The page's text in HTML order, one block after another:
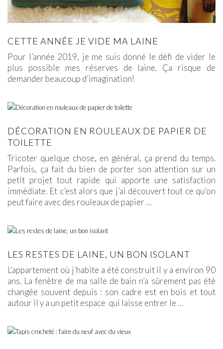
CETTE ANNÉE JE VIDE MA LAINE
Pour l’année 2019, je me suis donné le défi de vider le
plus possible mes réserves de laine. Ça risque de
demander beaucoup d’imagination!
DÉCORATION EN ROULEAUX DE PAPIER DE
TOILETTE
Tricoter quelque chose, en général, ça prend du temps.
Parfois, ça fait du bien de porter son attention sur un
petit projet tout rapide qui apporte une satisfaction
immédiate. Et c’est alors que j’ai découvert tout ce qu’on
peut faire avec des rouleaux de papier …
LES RESTES DE LAINE, UN BON ISOLANT
L’appartement où j’habite a été construit il y a environ 90
ans. La fenêtre de ma salle de bain n’a sûrement pas été
changée souvent depuis : son cadre est en bois et tout
autour il y a un petit espace qui laisse entrer le …